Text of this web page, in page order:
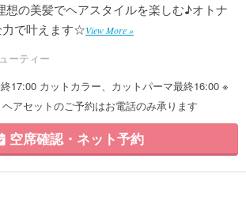
想の美髪でヘアスタイルを楽しむ♪オトナ
力で叶えます☆View More »
ーティー
17:00 カットカラー、カットパーマ最終16:00 ※
アセットのご予約はお電話のみ承ります
空席確認・ネット予約